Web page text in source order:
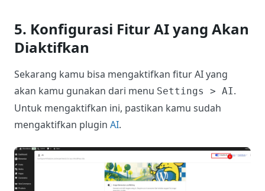
5. Konfigurasi Fitur AI yang Akan
Diaktifkan
Sekarang kamu bisa mengaktifkan fitur AI yang
akan kamu gunakan dari menu Settings > AI.
Untuk mengaktifkan ini, pastikan kamu sudah
mengaktifkan plugin AI.